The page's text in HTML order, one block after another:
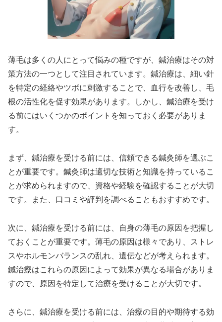
薄毛は多くの人にとって悩みの種ですが、鍼治療はその対
策方法の一つとして注目されています。鍼治療は、細い針
を特定の経絡やツボに刺激することで、血行を改善し、毛
根の活性化を促す効果があります。しかし、鍼治療を受け
る前にはいくつかのポイントを知っておく必要がありま
す。
まず、鍼治療を受ける前には、信頼できる鍼灸師を選ぶこ
とが重要です。鍼灸師は適切な技術と知識を持っているこ
とが求められますので、資格や経験を確認することが大切
です。また、口コミや評判を調べることもおすすめです。
次に、鍼治療を受ける前には、自身の薄毛の原因を把握し
ておくことが重要です。薄毛の原因は様々であり、ストレ
スやホルモンバランスの乱れ、遺伝などが考えられます。
鍼治療はこれらの原因によって効果が異なる場合がありま
すので、原因を特定して治療を受けることが大切です。
さらに、鍼治療を受ける前には、治療の目的や期待する効